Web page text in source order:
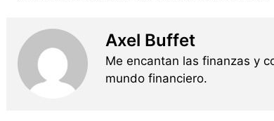
Axel Buffet
Me encantan las finanzas y
mundo financiero.